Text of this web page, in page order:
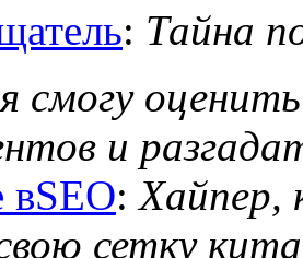
: Тайна
смогу
и
:Хайпер,
сетку